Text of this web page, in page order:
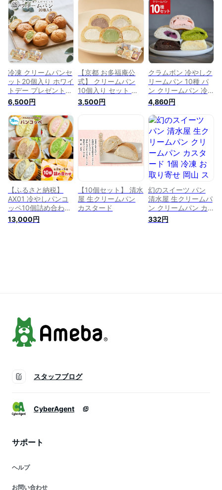
チーズ レモン お土
産 手土産 プレゼン
ト お取り寄せ 内祝
い お礼 ギフト 送料
無料 日持ち 2024
詰め合わせ 自宅用
ギフト スイーツパン
スイーツ【 送料無料
冷凍 】
冷凍 クリームパンセ
ット20個入り ホワイ
トデー プレゼント
食べ物 スイーツ ク
リームパン冷凍 冷や
しクリームパン 抹茶
カスタード チョコ
生クリーム カフェオ
レ 詰め合わせ 自宅
用 ギフト スイーツ
パン スイーツ 生ク
リームパン【 送料無
料 冷凍 】
6,500円
【京都 お多福庵公
式】 クリームパン
10個入り セット 御
礼 お祝い スイーツ
クリームパン 冷やし
生クリーム カフェオ
レ 詰め合わせ 自宅
用 ギフト スイーツ
パン スイーツ 生ク
送
3,500円
クラムボン 冷やしク
リームパン 10種 パ
ン クリームパン 冷
凍 よし井 チョコバ
ナナ 抹茶 スイーツ
いちごミルク チョコ
おやつ デザート カ
スタード
4,860円
【ふるさと納税】
AX01 冷やしパンコ
ッペ10個詰め合わせ
プレーン いちご チ
ョコ 抹茶 黒ゴマ ク
13,000円
【10個セット】 清水
屋 生クリームパン
カスタード
幻のスイーツ パン
清水屋 生クリームパ
ン クリームパン カ
スタード 1個 冷凍 お
取り寄せ 岡山 スイ
332円
スタッフブログ
CyberAgent
サポート
ヘルプ
お問い合わせ